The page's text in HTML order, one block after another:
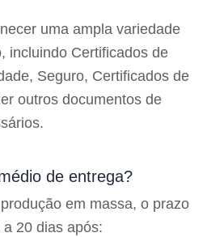
uma ampla variedade
incluindo Certificados de
Seguro, Certificados de
outros documentos de
de entrega?
em massa, o prazo
20 dias após: